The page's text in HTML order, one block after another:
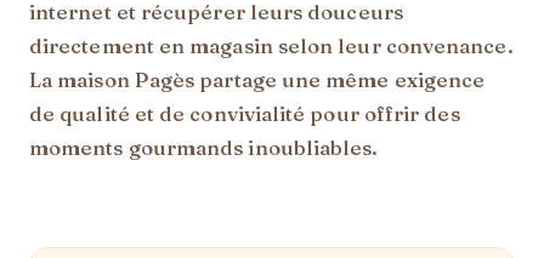
internet et récupérer leurs douceurs
directement en magasin selon leur convenance.
La maison Pagès partage une même exigence
de qualité et de convivialité pour offrir des
moments gourmands inoubliables.